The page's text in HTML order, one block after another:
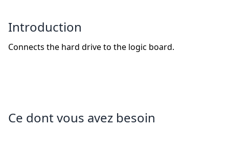
Introduction
Connects the hard drive to the logic board.
Ce dont vous avez besoin